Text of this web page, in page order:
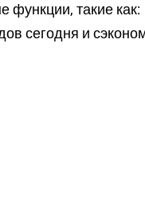
такие
сегодня и